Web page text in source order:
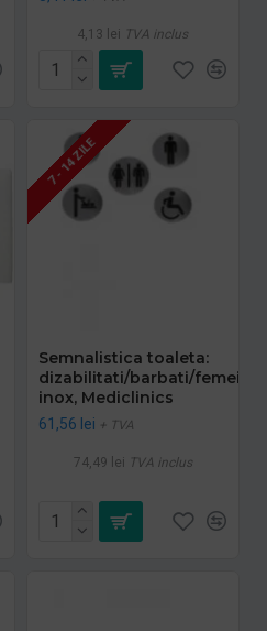
4,13 lei TVA inclus
7 - 14 ZILE
Semnalistica toaleta:
dizabilitati/barbati/femei/
inox, Mediclinics
61,56 lei + TVA
74,49 lei TVA inclus